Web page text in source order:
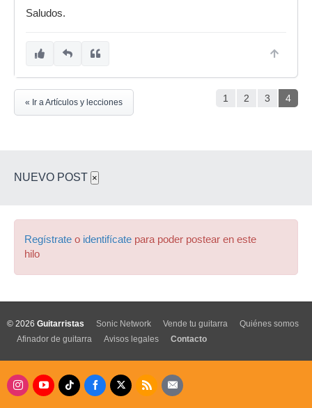
Saludos.
1 2 3 4
« Ir a Artículos y lecciones
NUEVO POST ×
Regístrate o identifícate para poder postear en este
hilo
© 2026 Guitarristas Sonic Network Vende tu guitarra
Quiénes somos
Afinador de guitarra
Avisos legales Contacto